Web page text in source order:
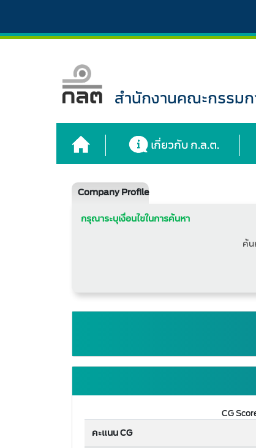
สำนักงานคณะกรรม
เกี่ยวกับ ก.ล.ต.
Company Profile
กรุณาระบุเงื่อนไขในการค้นหา
ค้
CG
คะแนน CG